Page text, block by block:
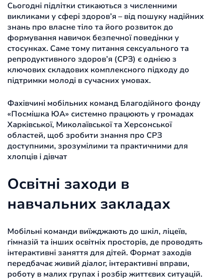
Сьогодні підлітки стикаються з численними
викликами у сфері здоров’я – від пошуку надійних
знань про власне тіло та його розвиток до
формування навичок безпечної поведінки у
стосунках. Саме тому питання сексуального та
репродуктивного здоров’я (СРЗ) є однією з
ключових складових комплексного підходу до
підтримки молоді в сучасних умовах.
Фахівчині мобільних команд Благодійного фонду
«Посмішка ЮА» системно працюють у громадах
Харківської, Миколаївської та Херсонської
областей, щоб зробити знання про СРЗ
доступними, зрозумілими та практичними для
хлопців і дівчат
Освітні заходи в
навчальних закладах
Мобільні команди виїжджають до шкіл, ліцеїв,
гімназій та інших освітніх просторів, де проводять
інтерактивні заняття для дітей. Формат заходів
передбачає живий діалог, інтерактивні вправи,
роботу в малих групах і розбір життєвих ситуацій.